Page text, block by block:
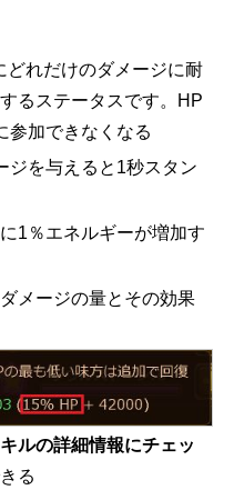
どれだけのダメージに耐
るステータスです。HP
参加できなくなる
ジを与えると1秒スタン
1％エネルギーが増加す
メージの量とその効果
ルの詳細情報にチェッ
る